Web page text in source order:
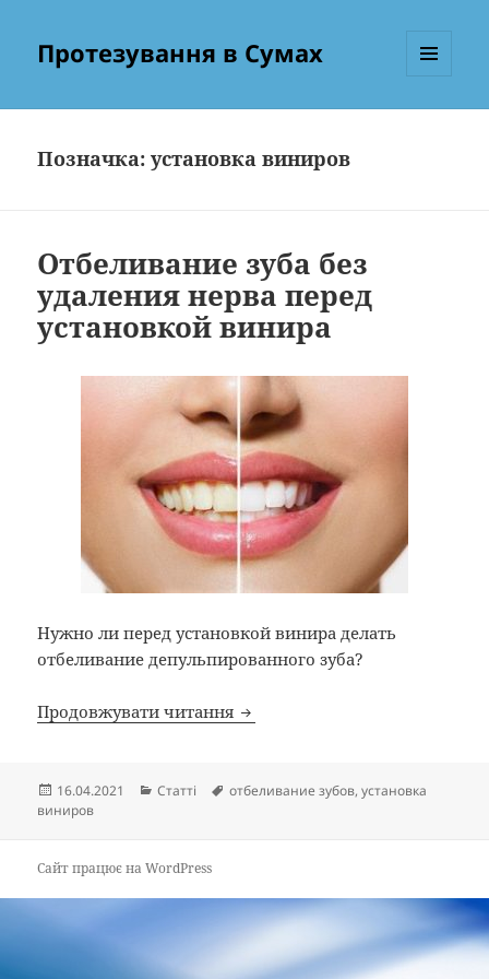
Протезування в Сумах
Позначка:установка виниров
Отбеливание зуба без
удаления нерва перед
установкой винира
Нужно ли перед установкой винира делать
отбеливание депульпированного зуба?
Продовжувати читання Отбеливание зуба без
Опубліковано
16.04.2021 Категорії
Статті Позначки
отбеливание зубов,установка
виниров
Сайт працює на WordPress